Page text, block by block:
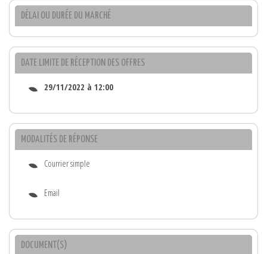
DÉLAI OU DURÉE DU MARCHÉ
DATE LIMITE DE RÉCEPTION DES OFFRES
29/11/2022 à 12:00
MODALITÉS DE RÉPONSE
Courrier simple
Email
DOCUMENT(S)